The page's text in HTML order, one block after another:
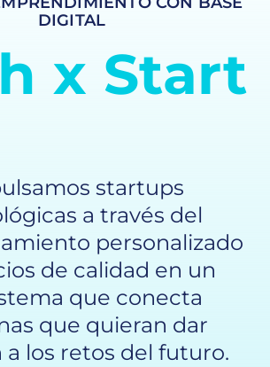
DIVULGACIÓN
ALIANZAS
DIGITAL
x Start
startups
a través del
personalizado
de calidad en un
que conecta
que quieran dar
a los retos del futuro.